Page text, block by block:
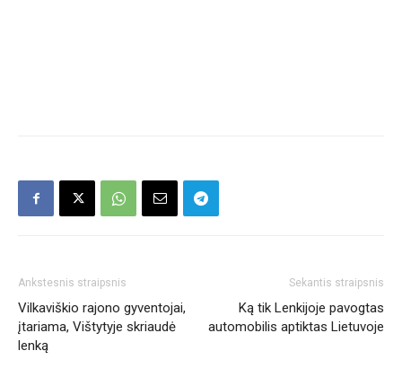
Ankstesnis straipsnis
Vilkaviškio rajono gyventojai,
įtariama, Vištytyje skriaudė
lenką
Sekantis straipsnis
Ką tik Lenkijoje pavogtas
automobilis aptiktas Lietuvoje